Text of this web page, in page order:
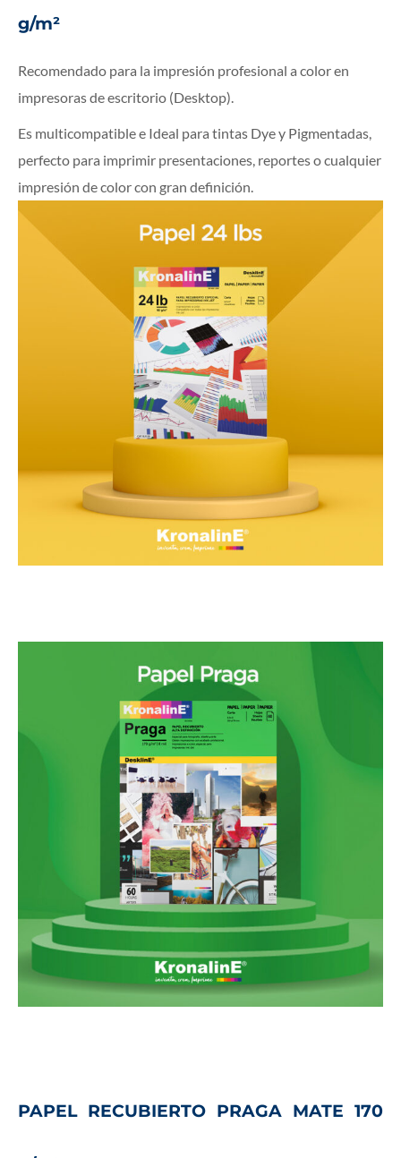
g/m²
Recomendado para la impresión profesional a color en
impresoras de escritorio (Desktop).
Es multicompatible e Ideal para tintas Dye y Pigmentadas,
perfecto para imprimir presentaciones, reportes o cualquier
impresión de color con gran definición.
PAPEL RECUBIERTO PRAGA MATE 170